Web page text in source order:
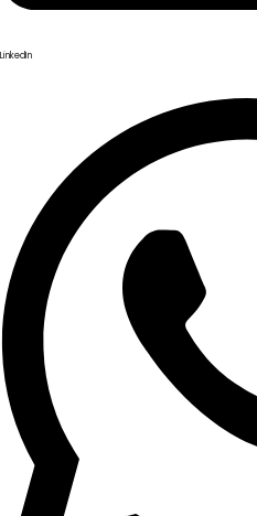
LinkedIn